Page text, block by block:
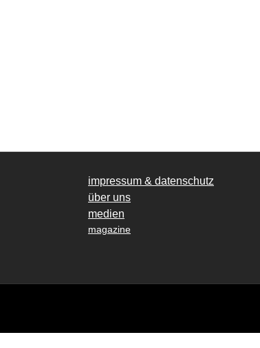
impressum & datenschutz
über uns
medien
magazine